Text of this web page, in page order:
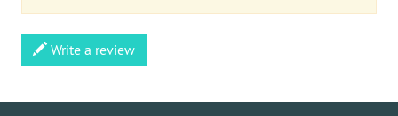
Write a review